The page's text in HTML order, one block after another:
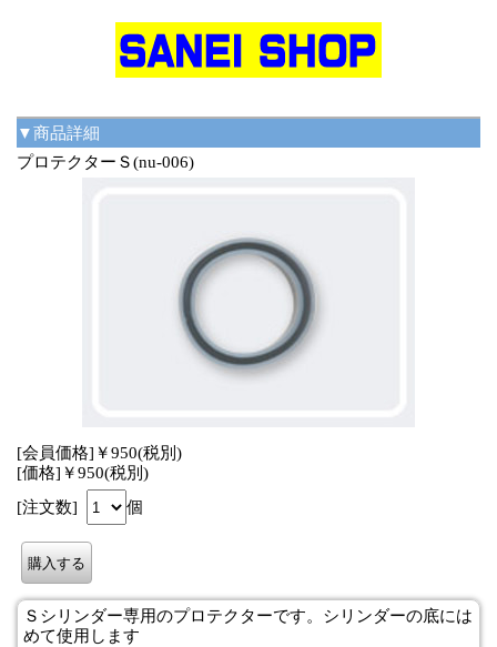
▼商品詳細
プロテクターＳ(nu-006)
[会員価格]￥950(税別)
[価格]￥950(税別)
[注文数]
個
Ｓシリンダー専用のプロテクターです。シリンダーの底には
めて使用します